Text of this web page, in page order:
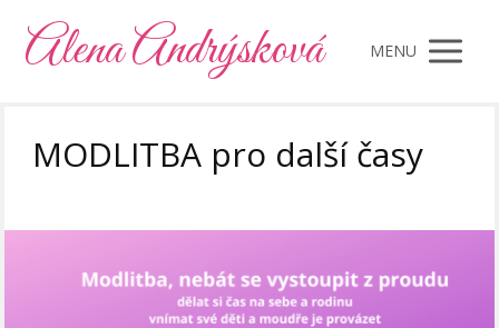
Alena Andrýsková MENU
MODLITBA pro další časy